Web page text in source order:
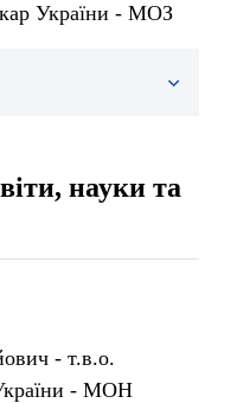
України - МОЗ
науки та
- т.в.о.
України - МОН